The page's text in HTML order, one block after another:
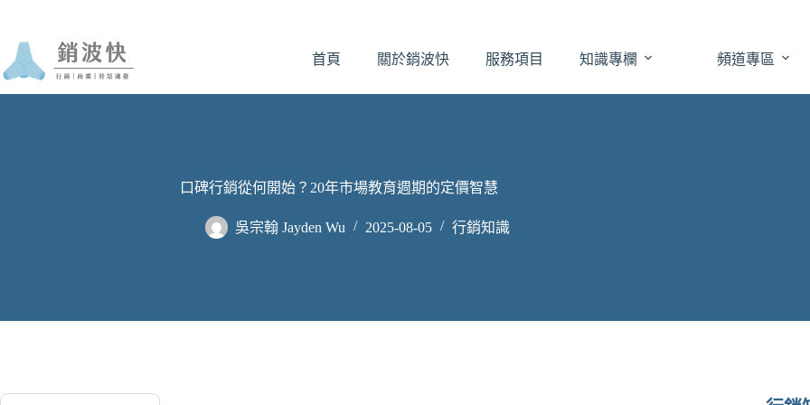
主
要
首頁 關於銷波快 服務項目 知識專欄 頻道專區
口碑行銷從何開始？20年市場教育週期的定價智慧
吳宗翰 Jayden Wu 2025-08-05 行銷知識